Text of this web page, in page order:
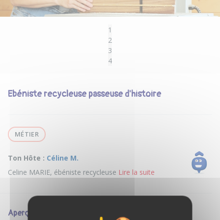
1
2
3
4
Ebéniste recycleuse passeuse d'histoire
MÉTIER
Ton Hôte : Céline M.
Celine MARIE, ébéniste recycleuse Lire la suite
Aperçu